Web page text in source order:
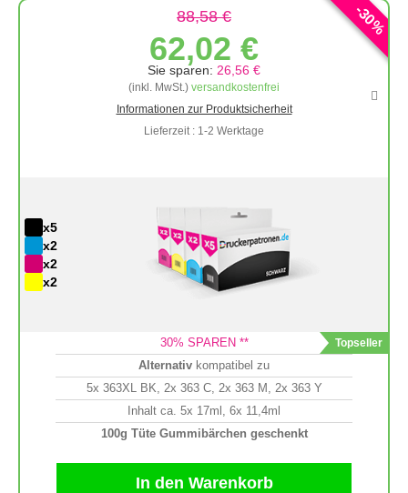
-
30
%
88,58 €
62,02 €
Sie sparen: 26,56 €
(inkl. MwSt.) versandkostenfrei
Informationen zur Produktsicherheit
Lieferzeit : 1-2 Werktage
x5
x2
x2
x2
30% SPAREN **
Alternativ kompatibel zu
5x 363XL BK, 2x 363 C, 2x 363 M, 2x 363 Y
Inhalt ca. 5x 17ml, 6x 11,4ml
100g Tüte Gummibärchen geschenkt
In den Warenkorb